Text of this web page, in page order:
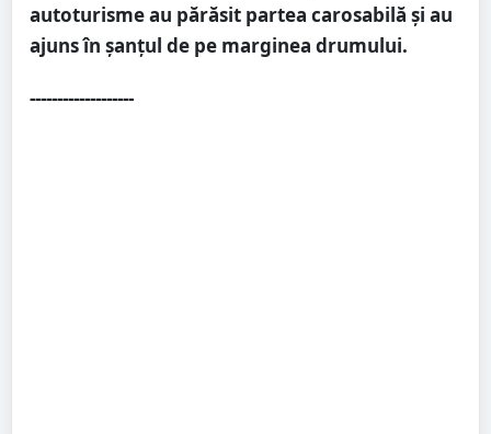
autoturisme au părăsit partea carosabilă și au
ajuns în șanțul de pe marginea drumului.
-------------------